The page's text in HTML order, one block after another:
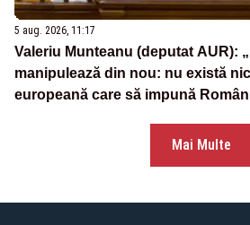
5 aug. 2026, 11:17
Valeriu Munteanu (deputat AUR):
manipulează din nou: nu există
europeană care să impună
Mai Multe